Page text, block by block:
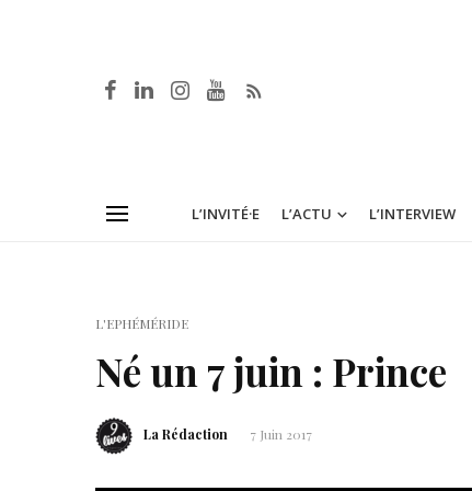
L’INVITÉ·E L’ACTU L’INTERVIEW
L'EPHÉMÉRIDE
Né un 7 juin : Prince
La Rédaction 7 Juin 2017